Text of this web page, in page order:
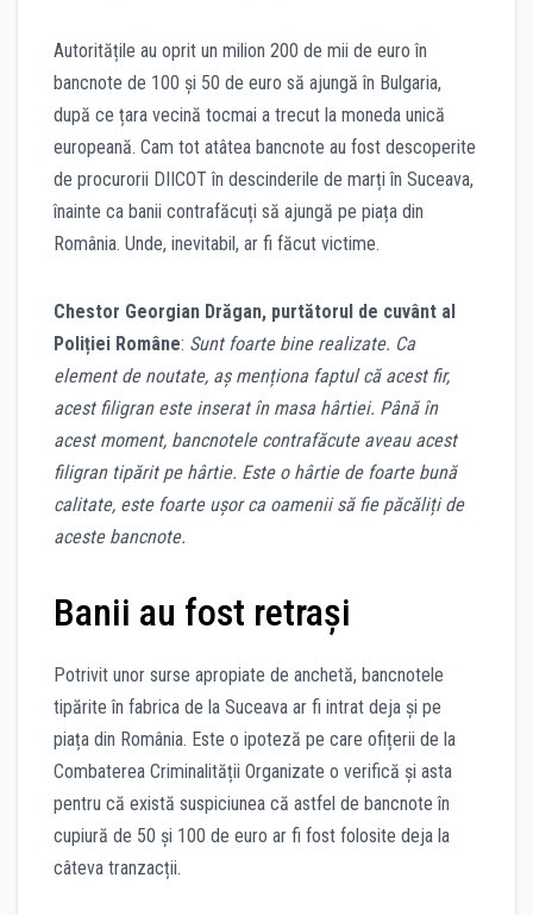
Autoritățile au oprit un milion 200 de mii de euro în
bancnote de 100 și 50 de euro să ajungă în Bulgaria,
după ce țara vecină tocmai a trecut la moneda unică
europeană. Cam tot atâtea bancnote au fost descoperite
de procurorii DIICOT în descinderile de marți în Suceava,
înainte ca banii contrafăcuți să ajungă pe piața din
România. Unde, inevitabil, ar fi făcut victime.
Chestor Georgian Drăgan, purtătorul de cuvânt al
Poliției Române: Sunt foarte bine realizate. Ca
element de noutate, aș menționa faptul că acest fir,
acest filigran este inserat în masa hârtiei. Până în
acest moment, bancnotele contrafăcute aveau acest
filigran tipărit pe hârtie. Este o hârtie de foarte bună
calitate, este foarte ușor ca oamenii să fie păcăliți de
aceste bancnote.
Banii au fost retrași
Potrivit unor surse apropiate de anchetă, bancnotele
tipărite în fabrica de la Suceava ar fi intrat deja și pe
piața din România. Este o ipoteză pe care ofițerii de la
Combaterea Criminalității Organizate o verifică și asta
pentru că există suspiciunea că astfel de bancnote în
cupiură de 50 și 100 de euro ar fi fost folosite deja la
câteva tranzacții.